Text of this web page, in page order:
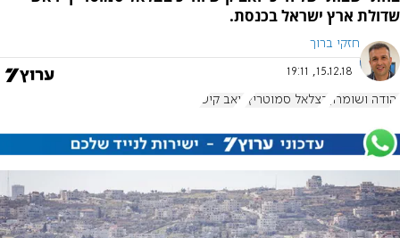
שדולת ארץ ישראל בכנסת.
חזקי ברוך
15.12.18, 19:11
יהודה ושומרון בצלאל סמוטריץ' יואב קיש